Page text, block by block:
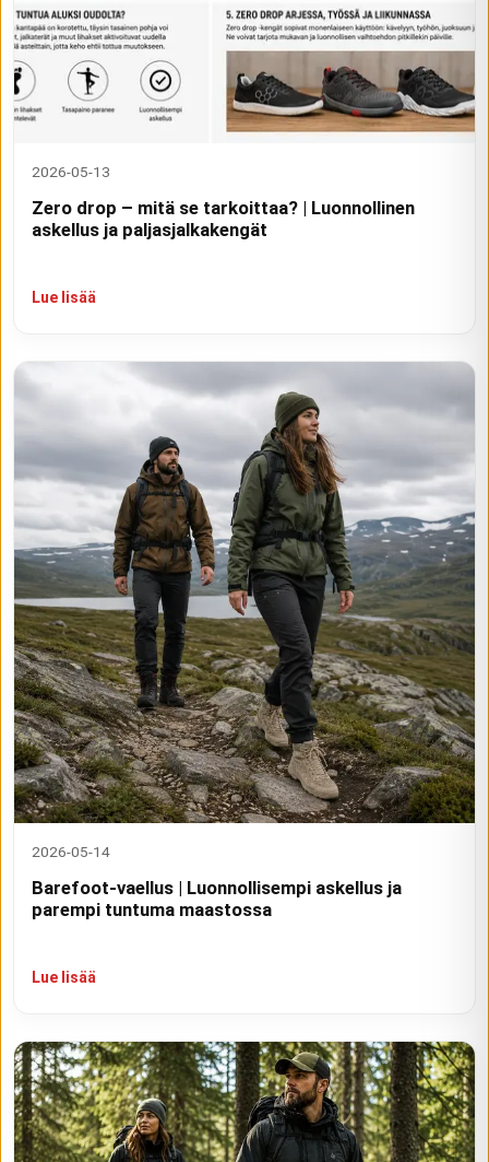
2026-05-13
Zero drop – mitä se tarkoittaa? | Luonnollinen
askellus ja paljasjalkakengät
Lue lisää
2026-05-14
Barefoot-vaellus | Luonnollisempi askellus ja
parempi tuntuma maastossa
Lue lisää